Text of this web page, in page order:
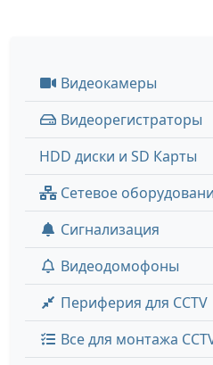
Видеокамеры
Видеорегистраторы
HDD диски и SD Карты
Сетевое
Сигнализация
Видеодомофоны
Периферия для CCTV
Все для монтажа